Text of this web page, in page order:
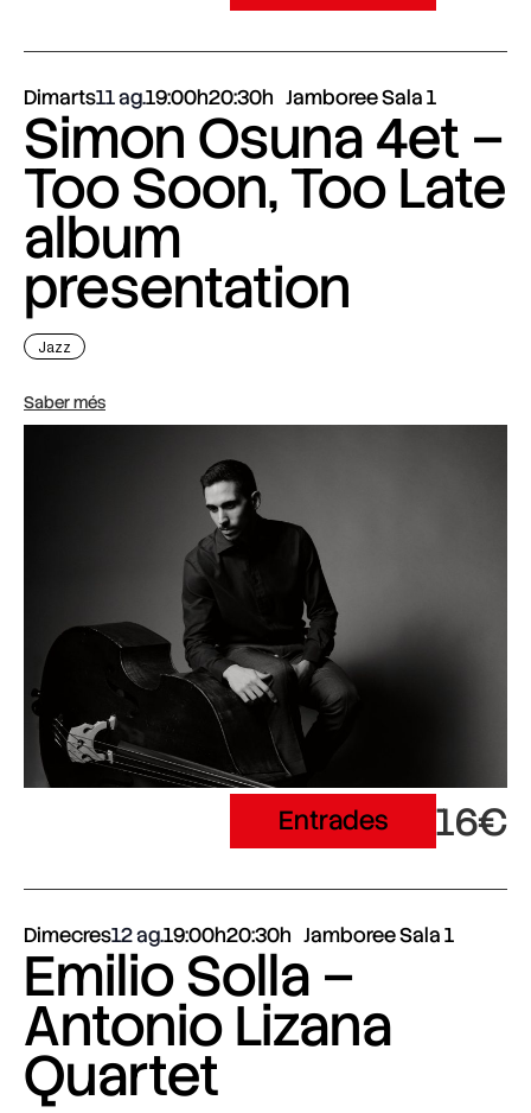
Dimarts11 ag.19:00h20:30h Jamboree Sala 1
Simon Osuna 4et –
Too Soon, Too Late
album
presentation
Jazz
Saber més
Entrades 16€
Dimecres12 ag.19:00h20:30h Jamboree Sala 1
Emilio Solla –
Antonio Lizana
Quartet